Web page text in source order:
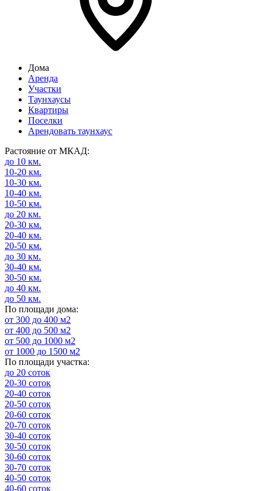
Дома
Аренда
Участки
Таунхаусы
Квартиры
Поселки
Арендовать таунхаус
Растояние от МКАД:
до 10 км.
10-20 км.
10-30 км.
10-40 км.
10-50 км.
до 20 км.
20-30 км.
20-40 км.
20-50 км.
до 30 км.
30-40 км.
30-50 км.
до 40 км.
до 50 км.
По площади дома:
от 300 до 400 м2
от 400 до 500 м2
от 500 до 1000 м2
от 1000 до 1500 м2
По площади участка:
до 20 соток
20-30 соток
20-40 соток
20-50 соток
20-60 соток
20-70 соток
30-40 соток
30-50 соток
30-60 соток
30-70 соток
40-50 соток
40-60 соток